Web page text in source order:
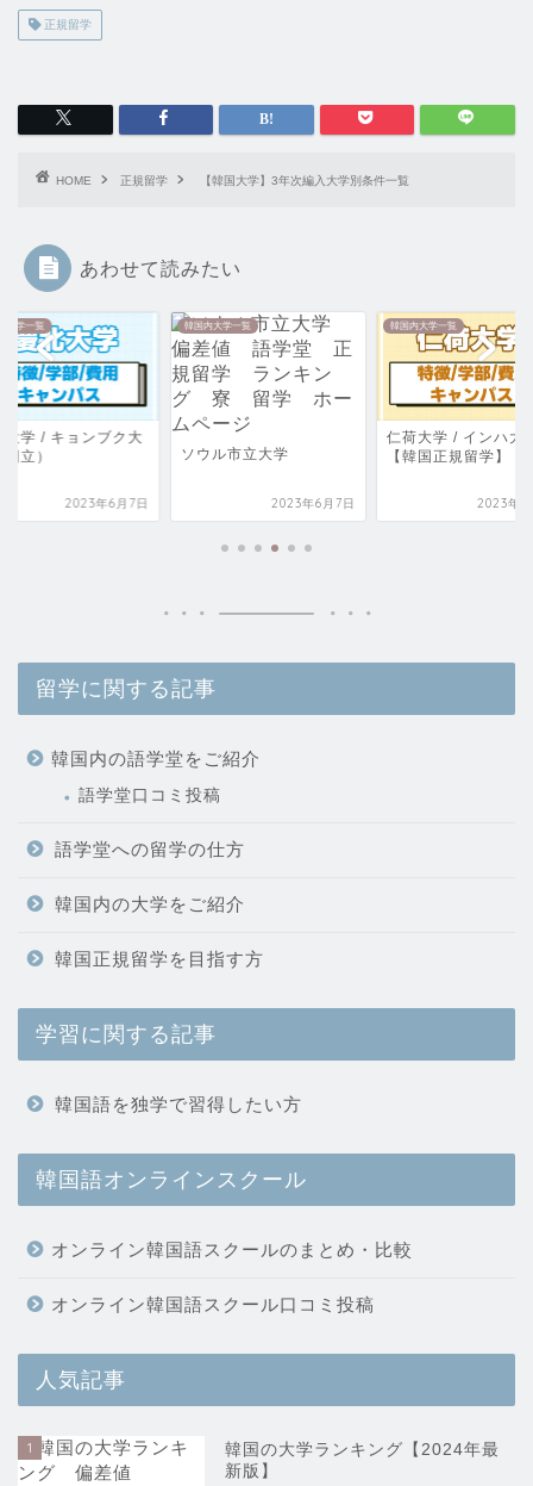
正規留学
HOME 正規留学 【韓国大学】3年次編入大学別条件一覧
あわせて読みたい
大学一覧
市立大学
2023年6月7日
韓国内大学一覧
仁荷大学 / インハ大学
【韓国正規留学】
2023年6月7日
正規留学
韓国内 ファッション
科 4年制大学
2023年6
留学に関する記事
韓国内の語学堂をご紹介
語学堂口コミ投稿
語学堂への留学の仕方
韓国内の大学をご紹介
韓国正規留学を目指す方
学習に関する記事
韓国語を独学で習得したい方
韓国語オンラインスクール
オンライン韓国語スクールのまとめ・比較
オンライン韓国語スクール口コミ投稿
人気記事
1
韓国の大学ランキング【2024年最
新版】